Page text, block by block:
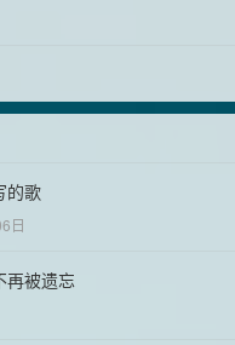
的歌
日
再被遗忘